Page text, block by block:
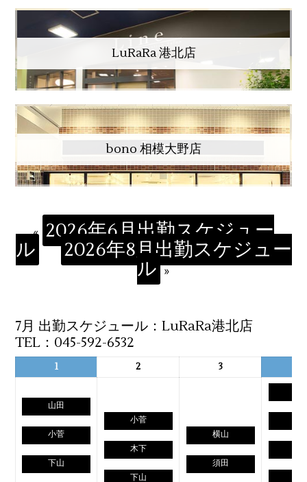
LuRaRa 港北店
bono 相模大野店
« 2026年6月出勤スケジュー
ル 2026年8月出勤スケジュー
ル »
7月 出勤スケジュール：LuRaRa港北店
TEL：045-592-6532
1 2 3
山田
小菅
下山
小菅
木下
下山
横山
須田